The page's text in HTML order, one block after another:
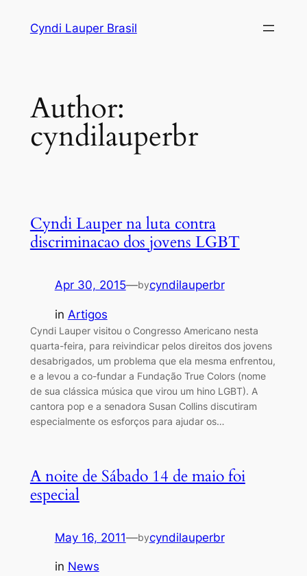
Cyndi Lauper Brasil
Author:
cyndilauperbr
Cyndi Lauper na luta contra
discriminacao dos jovens LGBT
Apr 30, 2015—bycyndilauperbr
in Artigos
Cyndi Lauper visitou o Congresso Americano nesta
quarta-feira, para reivindicar pelos direitos dos jovens
desabrigados, um problema que ela mesma enfrentou,
e a levou a co-fundar a Fundação True Colors (nome
de sua clássica música que virou um hino LGBT). A
cantora pop e a senadora Susan Collins discutiram
especialmente os esforços para ajudar os…
A noite de Sábado 14 de maio foi
especial
May 16, 2011—bycyndilauperbr
in News